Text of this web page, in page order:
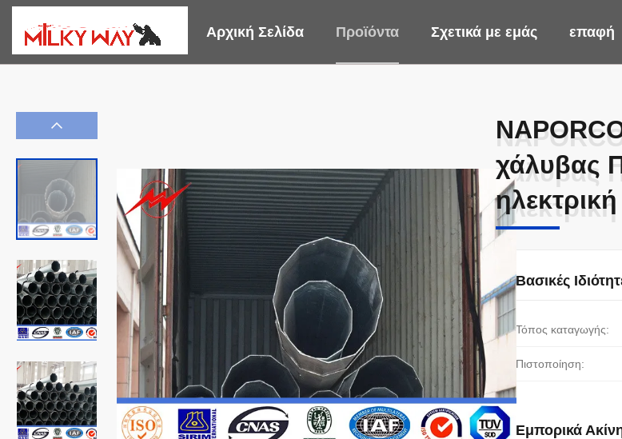
Αρχική Σελίδα Προϊόντα Σχετικά με εμάς επαφή
χάλυβας
χάλυβας
Βασικές
Τόπος καταγωγής:
Πιστοποίηση:
Εμπορικά